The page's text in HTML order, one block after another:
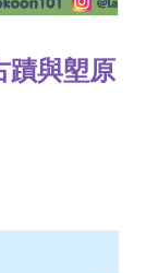
蹟與塱原